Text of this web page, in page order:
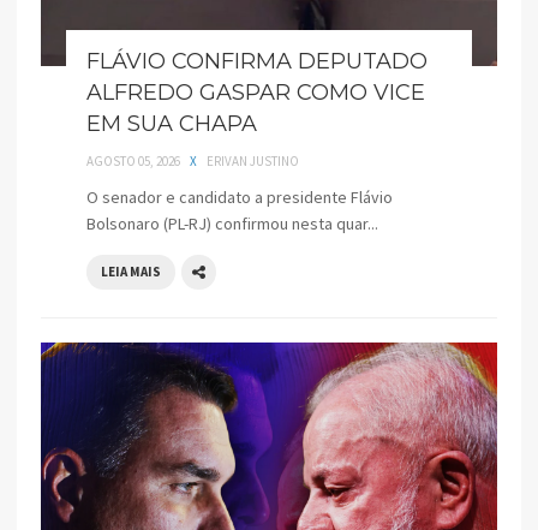
FLÁVIO CONFIRMA DEPUTADO
ALFREDO GASPAR COMO VICE
EM SUA CHAPA
AGOSTO 05, 2026 X ERIVAN JUSTINO
O senador e candidato a presidente Flávio
Bolsonaro (PL-RJ) confirmou nesta quar...
LEIA MAIS